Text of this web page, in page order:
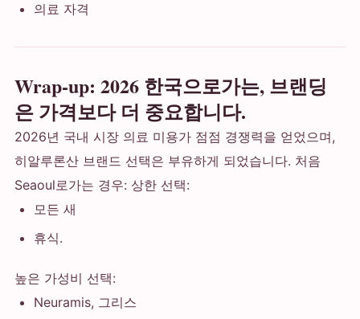
의료 자격
Wrap-up: 2026 한국으로가는, 브랜딩
은 가격보다 더 중요합니다.
2026년 국내 시장 의료 미용가 점점 경쟁력을 얻었으며,
히알루론산 브랜드 선택은 부유하게 되었습니다. 처음
Seaoul로가는 경우: 상한 선택:
모든 새
휴식.
높은 가성비 선택:
Neuramis, 그리스